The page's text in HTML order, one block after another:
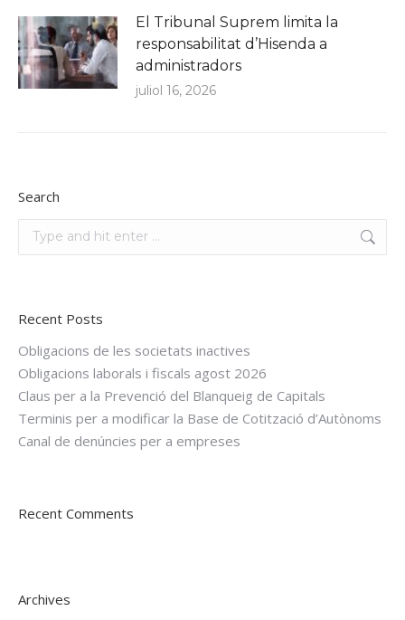
El Tribunal Suprem limita la
responsabilitat d’Hisenda a
administradors
juliol 16, 2026
Search
Search:
Recent Posts
Obligacions de les societats inactives
Obligacions laborals i fiscals agost 2026
Claus per a la Prevenció del Blanqueig de Capitals
Terminis per a modificar la Base de Cotització d’Autònoms
Canal de denúncies per a empreses
Recent Comments
Archives